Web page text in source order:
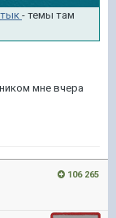
тык - темы там
мне вчера
106 265